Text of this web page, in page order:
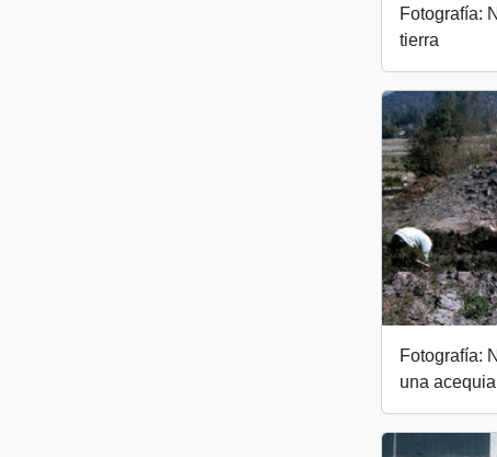
Fotografía:
tierra
Fotografía:
una acequia